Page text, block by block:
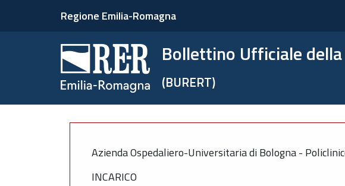
Regione Emilia-Romagna
Bollettino Ufficiale
(BURERT)
Azienda Ospedaliero-Universitaria di Bologna -
INCARICO